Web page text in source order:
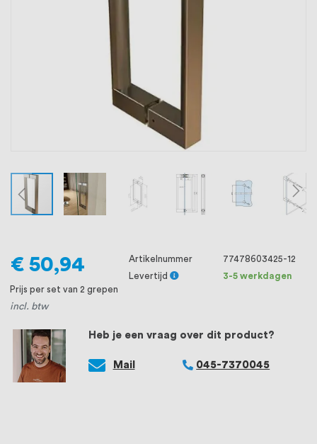
ons voorop, want we geloven dat een
goede relatie met onze klanten het
verschil maakt.
Heb je een vraag over dit product?
Mail 045-7370045
€ 50,94
Prijs per set van 2 grepen
incl. btw
Artikelnummer
77478603425-12
Levertijd
3-5 werkdagen